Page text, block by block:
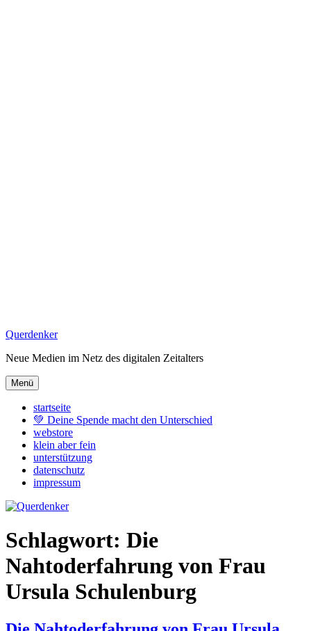
Zum
springen
Querdenker
Neue Medien im Netz des digitalen Zeitalters
Menü
startseite
💚 Deine Spende macht den Unterschied
webstore
klein aber fein
unterstützung
datenschutz
impressum
Schlagwort: Die
Nahtoderfahrung von Frau
Ursula Schulenburg